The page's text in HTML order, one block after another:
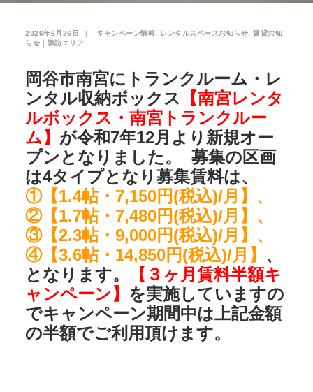
2026年6月26日 | キャンペーン情報 レンタルスペースお知らせ
賃貸お知
らせ｜諏訪エリア
岡谷市南宮にトランクルーム・レ
ンタル収納ボックス
【南宮レンタ
ルボックス・南宮トランクルー
ム】 が令和7年12月より新規オー
プンとなりました。 募集の区画
は4タイプとなり募集賃料は、
①【1.4帖・7,150円(税込)/月】、
②【1.7帖・7,480円(税込)/月】、
③【2.3帖・9,000円(税込)/月】、
④【3.6帖・14,850円(税込)/月】 、
となります。
【３ヶ月賃料半額キ
ャンペーン】 を実施していますの
でキャンペーン期間中は上記金額
の半額でご利用頂けます。